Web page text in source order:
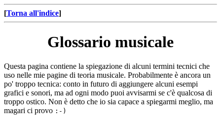
[Torna all'indice]
Glossario musicale
Questa pagina contiene la spiegazione di alcuni termini tecnici che
uso nelle mie pagine di teoria musicale. Probabilmente è ancora un
po' troppo tecnica: conto in futuro di aggiungere alcuni esempi
grafici e sonori, ma ad ogni modo puoi avvisarmi se c'è qualcosa di
troppo ostico. Non è detto che io sia capace a spiegarmi meglio, ma
magari ci provo :-)